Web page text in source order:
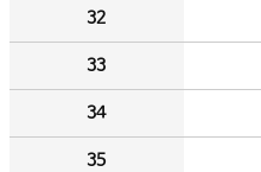
32
33
34
35